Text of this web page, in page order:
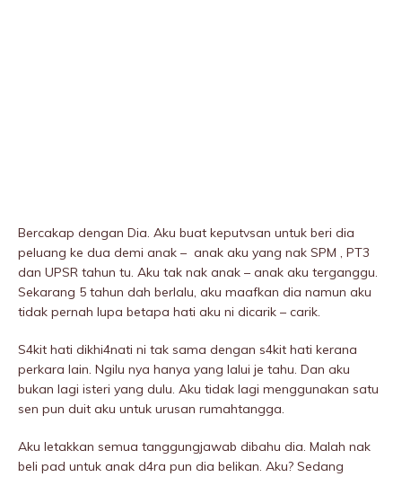
Bercakap dengan Dia. Aku buat keputvsan untuk beri dia
peluang ke dua demi anak – anak aku yang nak SPM , PT3
dan UPSR tahun tu. Aku tak nak anak – anak aku terganggu.
Sekarang 5 tahun dah berlalu, aku maafkan dia namun aku
tidak pernah lupa betapa hati aku ni dicarik – carik.
S4kit hati dikhi4nati ni tak sama dengan s4kit hati kerana
perkara lain. Ngilu nya hanya yang lalui je tahu. Dan aku
bukan lagi isteri yang dulu. Aku tidak lagi menggunakan satu
sen pun duit aku untuk urusan rumahtangga.
Aku letakkan semua tanggungjawab dibahu dia. Malah nak
beli pad untuk anak d4ra pun dia belikan. Aku? Sedang